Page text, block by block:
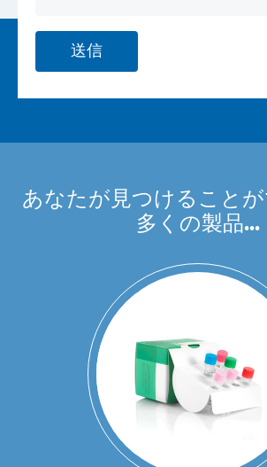
送信
あなたが見つけること
多くの製品...